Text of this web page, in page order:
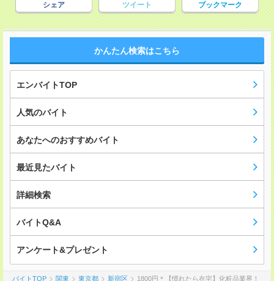
シェア ツイート ブックマーク
かんたん検索はこちら
エンバイトTOP
人気のバイト
あなたへのおすすめバイト
最近見たバイト
詳細検索
バイトQ&A
アンケート&プレゼント
バイトTOP 関東 東京都 新宿区 1800円＊【慣れたら在宅】化粧品業界！